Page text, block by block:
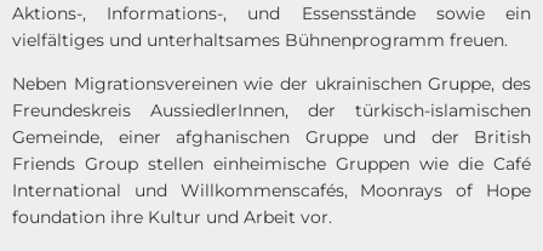
Aktions-, Informations-, und Essensstände sowie ein
vielfältiges und unterhaltsames Bühnenprogramm freuen.
Neben Migrationsvereinen wie der ukrainischen Gruppe, des
Freundeskreis AussiedlerInnen, der türkisch-islamischen
Gemeinde, einer afghanischen Gruppe und der British
Friends Group stellen einheimische Gruppen wie die Café
International und Willkommenscafés, Moonrays of Hope
foundation ihre Kultur und Arbeit vor.